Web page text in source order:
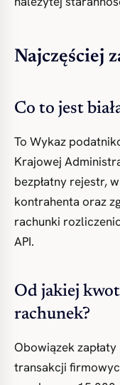
Najczęściej
Co to jest
To Wykaz
Krajowej
bezpłatny rejestr,
kontrahenta oraz
rachunki
API.
Od jakiej
rachunek?
Obowiązek
transakcji